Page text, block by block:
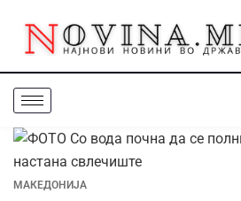
МАКЕДОНИЈА